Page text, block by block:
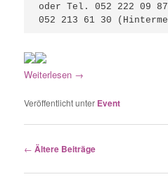
oder Tel. 052 222 09
052 213 61 30
Weiterlesen →
Veröffentlicht unter Event
Beitrags-
← Ältere Beiträge